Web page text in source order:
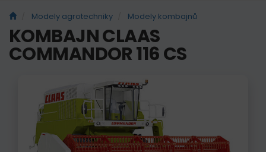
Modely agrotechniky Modely kombajnů
KOMBAJN CLAAS
COMMANDOR 116 CS